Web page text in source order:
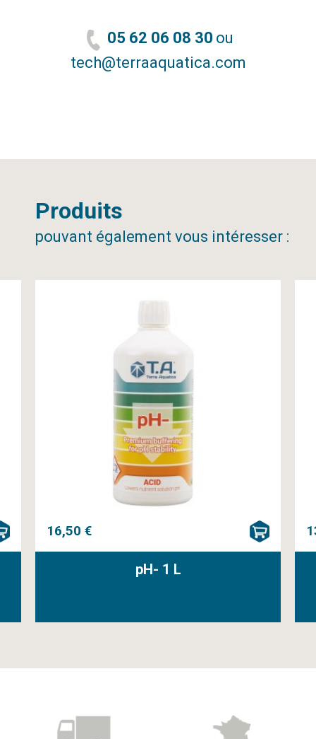
05 62 06 08 30 ou
tech@terraaquatica.com
Produits
pouvant également vous intéresser :
16,50 €
pH- 1 L